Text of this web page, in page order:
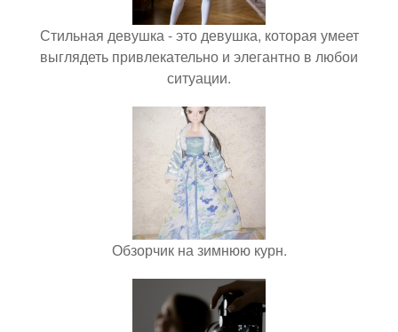
Стильная девушка - это девушка, которая умеет
выглядеть привлекательно и элегантно в любои
ситуации.
Обзорчик на зимнюю курн.